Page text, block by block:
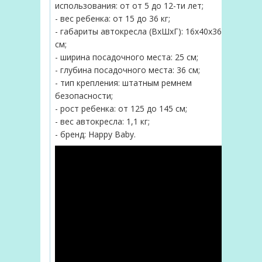
использования: от от 5 до 12-ти лет;
- вес ребенка: от 15 до 36 кг;
- габариты автокресла (ВхШхГ): 16х40х36
см;
- ширина посадочного места: 25 см;
- глубина посадочного места: 36 см;
- тип крепления: штатным ремнем
безопасности;
- рост ребенка: от 125 до 145 см;
- вес автокресла: 1,1 кг;
- бренд: Happy Baby.